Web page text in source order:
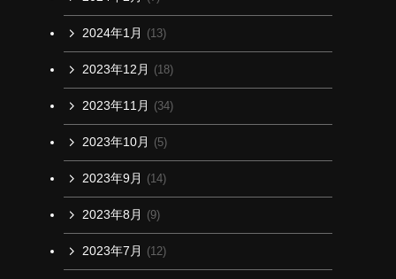
2024年1月 (13)
2023年12月 (18)
2023年11月 (34)
2023年10月 (5)
2023年9月 (14)
2023年8月 (9)
2023年7月 (12)